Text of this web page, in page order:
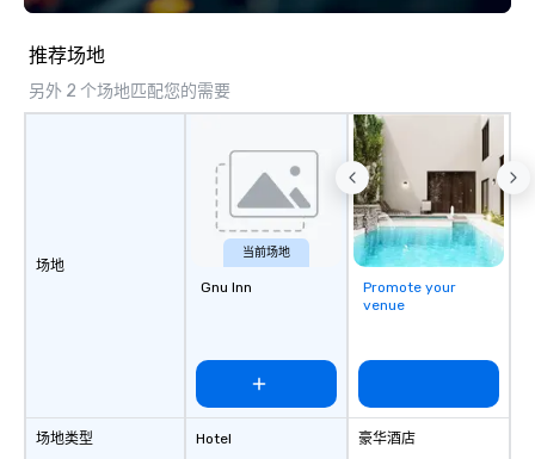
every trip, earning the long-term trust
and meeting planners alike.
推荐场地
另外 2 个场地匹配您的需要
场地
场地类型
当前场地
Gnu Inn
Hotel
Promote your
venue
豪华酒店